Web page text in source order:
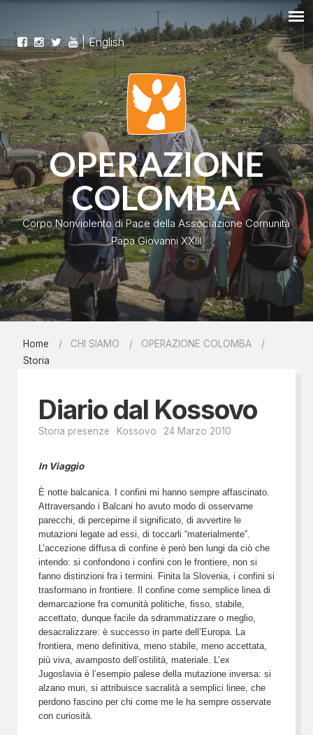
|English
OPERAZIONE
COLOMBA
Corpo Nonviolento di Pace della Associazione Comunità
Papa Giovanni XXIII
Home CHI SIAMO
OPERAZIONE COLOMBA
Storia
Diario dal Kossovo
Storia presenze Kossovo 24 Marzo 2010
In Viaggio
È notte balcanica. I confini mi hanno sempre affascinato.
Attraversando i Balcani ho avuto modo di osservarne
parecchi, di percepirne il significato, di avvertire le
mutazioni legate ad essi, di toccarli “materialmente”.
L’accezione diffusa di confine è però ben lungi da ciò che
intendo: si confondono i confini con le frontiere, non si
fanno distinzioni fra i termini. Finita la Slovenia, i confini si
trasformano in frontiere. Il confine come semplice linea di
demarcazione fra comunità politiche, fisso, stabile,
accettato, dunque facile da sdrammatizzare o meglio,
desacralizzare: è successo in parte dell’Europa. La
frontiera, meno definitiva, meno stabile, meno accettata,
più viva, avamposto dell’ostilità, materiale. L’ex
Jugoslavia è l’esempio palese della mutazione inversa: si
alzano muri, si attribuisce sacralità a semplici linee, che
perdono fascino per chi come me le ha sempre osservate
con curiosità.